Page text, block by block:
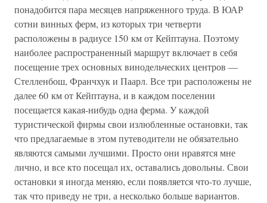
понадобится пара месяцев напряженного труда. В ЮАР
сотни винных ферм, из которых три четверти
расположены в радиусе 150 км от Кейптауна. Поэтому
наиболее распространенный маршрут включает в себя
посещение трех основных винодельческих центров —
Стелленбош, Франчхук и Паарл. Все три расположены не
далее 60 км от Кейптауна, и в каждом поселении
посещается какая-нибудь одна ферма. У каждой
туристической фирмы свои излюбленные остановки, так
что предлагаемые в этом путеводители не обязательно
являются самыми лучшими. Просто они нравятся мне
лично, и все кто посещал их, оставались довольны. Свои
остановки я иногда меняю, если появляется что-то лучше,
так что приведу не три, а несколько больше вариантов.